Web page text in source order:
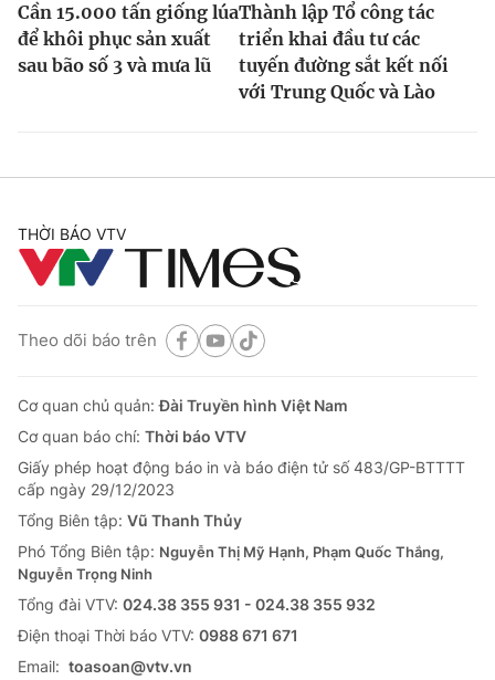
Cần 15.000 tấn giống lúa
để khôi phục sản xuất
sau bão số 3 và mưa lũ
Thành lập Tổ công tác
triển khai đầu tư các
tuyến đường sắt kết nối
với Trung Quốc và Lào
THỜI BÁO VTV
Theo dõi báo trên
Cơ quan chủ quản:Đài Truyền hình Việt Nam
Cơ quan báo chí: Thời báo VTV
Giấy phép hoạt động báo in và báo điện tử số 483/GP-BTTTT
cấp ngày 29/12/2023
Tổng Biên tập: Vũ Thanh Thủy
Phó Tổng Biên tập: Nguyễn Thị Mỹ Hạnh, Phạm Quốc Thắng,
Nguyễn Trọng Ninh
Tổng đài VTV: 024.38 355 931 - 024.38 355 932
Ðiện thoại Thời báo VTV: 0988 671 671
Email: toasoan@vtv.vn